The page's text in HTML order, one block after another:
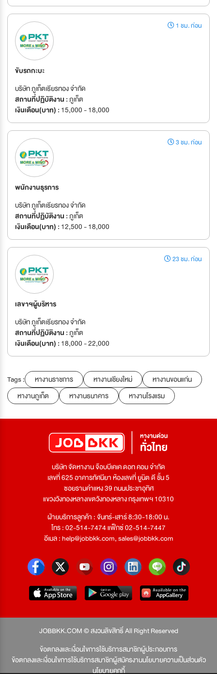
1 ชม. ก่อน
ขับรถกะบะ
บริษัท ภูเก็ตเธียรทอง จำกัด
สถานที่ปฏิบัติงาน :ภูเก็ต
เงินเดือน(บาท) : 15,000 - 18,000
3 ชม. ก่อน
พนักงานธุรการ
บริษัท ภูเก็ตเธียรทอง จำกัด
สถานที่ปฏิบัติงาน :ภูเก็ต
เงินเดือน(บาท) : 12,500 - 18,000
23 ชม. ก่อน
เลขาฯผู้บริหาร
บริษัท ภูเก็ตเธียรทอง จำกัด
สถานที่ปฏิบัติงาน :ภูเก็ต
เงินเดือน(บาท) : 18,000 - 22,000
Tags : หางานราชการ หางานเชียงใหม่
หางานขอนแก่น
หางานภูเก็ต
หางานธนาคาร หางานโรงแรม
บริษัท จัดหางาน จ๊อบบีเคเค ดอท คอม จำกัด
เลขที่ 625 อาคารทัศนียา ห้องเลขที่ ยูนิต ดี ชั้น 5
ซอยรามคำแหง 39 ถนนประชาอุทิศ
แขวงวังทองหลางเขตวังทองหลาง กรุงเทพฯ 10310
ฝ่ายบริการลูกค้า : จันทร์-เสาร์ 8:30-18:00 น.
โทร : 02-514-7474 แฟ็กซ์ 02-514-7447
อีเมล :help@jobbkk.com,sales@jobbkk.com
JOBBKK.COM © สงวนลิขสิทธิ์ All Right Reserved
ข้อตกลงและเงื่อนไขการใช้บริการสมาชิกผู้ประกอบการ
ข้อตกลงและเงื่อนไขการใช้บริการสมาชิกผู้สมัครงานนโยบายความเป็นส่วนตัว
นโยบายคุกกี้